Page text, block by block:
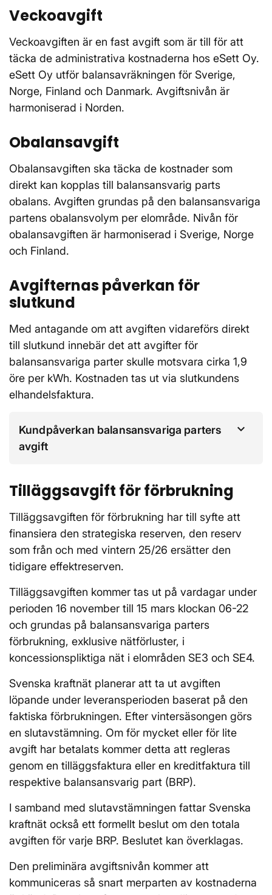
Veckoavgift
Veckoavgiften är en fast avgift som är till för att
täcka de administrativa kostnaderna hos eSett Oy.
eSett Oy utför balansavräkningen för Sverige,
Norge, Finland och Danmark. Avgiftsnivån är
harmoniserad i Norden.
Obalansavgift
Obalansavgiften ska täcka de kostnader som
direkt kan kopplas till balansansvarig parts
obalans. Avgiften grundas på den balansansvariga
partens obalansvolym per elområde. Nivån för
obalansavgiften är harmoniserad i Sverige, Norge
och Finland.
Avgifternas påverkan för
slutkund
Med antagande om att avgiften vidareförs direkt
till slutkund innebär det att avgifter för
balansansvariga parter skulle motsvara cirka 1,9
öre per kWh. Kostnaden tas ut via slutkundens
elhandelsfaktura.
Kundpåverkan balansansvariga parters
avgift
Tilläggsavgift för förbrukning
Tilläggsavgiften för förbrukning har till syfte att
finansiera den strategiska reserven, den reserv
som från och med vintern 25/26 ersätter den
tidigare effektreserven.
Tilläggsavgiften kommer tas ut på vardagar under
perioden 16 november till 15 mars klockan 06-22
och grundas på balansansvariga parters
förbrukning, exklusive nätförluster, i
koncessionspliktiga nät i elområden SE3 och SE4.
Svenska kraftnät planerar att ta ut avgiften
löpande under leveransperioden baserat på den
faktiska förbrukningen. Efter vintersäsongen görs
en slutavstämning. Om för mycket eller för lite
avgift har betalats kommer detta att regleras
genom en tilläggsfaktura eller en kreditfaktura till
respektive balansansvarig part (BRP).
I samband med slutavstämningen fattar Svenska
kraftnät också ett formellt beslut om den totala
avgiften för varje BRP. Beslutet kan överklagas.
Den preliminära avgiftsnivån kommer att
kommuniceras så snart merparten av kostnaderna